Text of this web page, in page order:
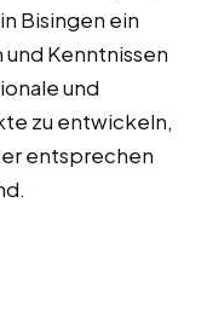
Bisingen ein
Kenntnissen
und
zu entwickeln,
entsprechen